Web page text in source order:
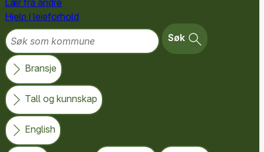
Lær fra andre
Hjelp i leieforhold
Søk som kommune
Søk
Bransje
Tall og kunnskap
English
Kommunale
boligtilskudd sammen
med startlån
Kommunale boligtilskudd ble overført rammetilskuddet til
kommunene fra 2020. Rammeoverføringen medfører at
kommunen må sette av midler til ordningene i økonomi-